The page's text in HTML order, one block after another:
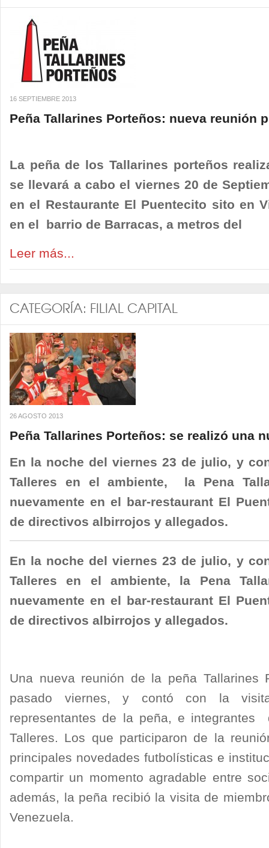
16 SEPTIEMBRE 2013
Peña Tallarines Porteños: nueva reunión
La peña de los Tallarines porteños
se llevará a cabo el viernes 20 de
en el Restaurante El Puentecito sito en
en el barrio de Barracas, a metros del
Leer más...
CATEGORÍA: FILIAL CAPITAL
26 AGOSTO 2013
Peña Tallarines Porteños: se realizó una
En la noche del viernes 23 de julio, y
Talleres en el ambiente, la Pena
nuevamente en el bar-restaurant El
de directivos albirrojos y allegados.
En la noche del viernes 23 de julio, y
Talleres en el ambiente, la Pena
nuevamente en el bar-restaurant El
de directivos albirrojos y allegados.
Una nueva reunión de la peña
pasado viernes, y contó con la
representantes de la peña, e integrantes
Talleres. Los que participaron de la
principales novedades futbolísticas e
compartir un momento agradable entre
además, la peña recibió la visita de
Venezuela.